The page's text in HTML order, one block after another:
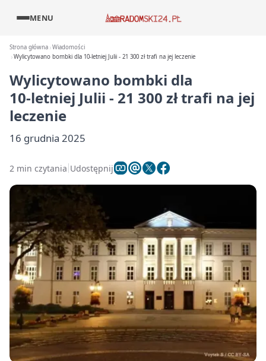
MENU
Strona główna Wiadomości
Wylicytowano bombki dla 10‑letniej Julii - 21 300 zł trafi na jej leczenie
Wylicytowano bombki dla
10‑letniej Julii - 21 300 zł trafi na jej
leczenie
16 grudnia 2025
2 min czytania Udostępnij